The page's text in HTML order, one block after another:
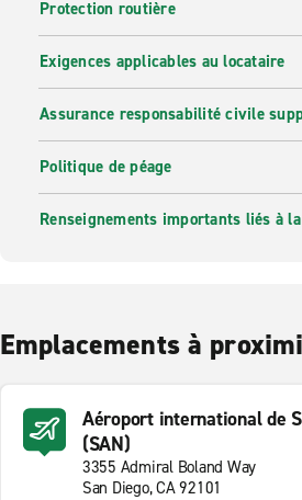
Protection routière
Exigences applicables au locataire
Assurance responsabilité civile
Politique de péage
Renseignements importants liés à
Emplacements à
Aéroport international de
(SAN)
3355 Admiral Boland Way
San Diego, CA 92101